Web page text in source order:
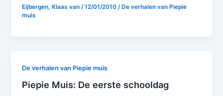
Eijbergen, Klaas van/12/01/2010/ De verhalen van Piepie
muis
De verhalen van Piepie muis
Piepie Muis: De eerste schooldag